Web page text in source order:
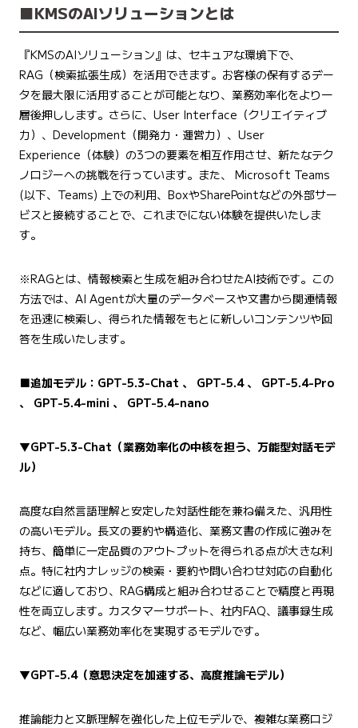
■KMSのAIソリューションとは
『KMSのAIソリューション』は、セキュアな環境下で、
RAG（検索拡張生成）を活用できます。お客様の保有するデー
タを最大限に活用することが可能となり、業務効率化をより一
層後押しします。さらに、User Interface（クリエイティブ
力）、Development（開発力・運営力）、User
Experience（体験）の3つの要素を相互作用させ、新たなテク
ノロジーへの挑戦を行っています。また、 Microsoft Teams
(以下、Teams) 上での利用、BoxやSharePointなどの外部サー
ビスと接続することで、これまでにない体験を提供いたしま
す。
※RAGとは、情報検索と生成を組み合わせたAI技術です。この
方法では、AI Agentが大量のデータベースや文書から関連情報
を迅速に検索し、得られた情報をもとに新しいコンテンツや回
答を生成いたします。
■追加モデル：GPT-5.3-Chat 、 GPT-5.4 、 GPT-5.4-Pro
、 GPT-5.4-mini 、 GPT-5.4-nano
▼GPT-5.3-Chat （業務効率化の中核を担う、万能型対話モデ
ル）
高度な自然言語理解と安定した対話性能を兼ね備えた、汎用性
の高いモデル。長文の要約や構造化、業務文書の作成に強みを
持ち、簡単に一定品質のアウトプットを得られる点が大きな利
点。特に社内ナレッジの検索・要約や問い合わせ対応の自動化
などに適しており、RAG構成と組み合わせることで精度と再現
性を両立します。カスタマーサポート、社内FAQ、議事録生成
など、幅広い業務効率化を実現するモデルです。
▼GPT-5.4（意思決定を加速する、高度推論モデル）
推論能力と文脈理解を強化した上位モデルで、複雑な業務ロジ